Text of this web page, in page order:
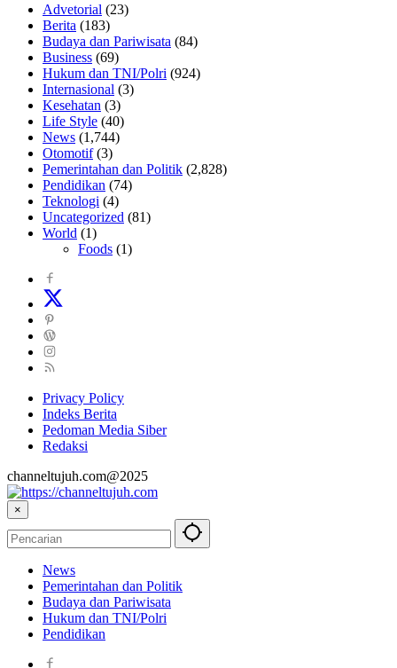
Advetorial (23)
Berita (183)
Budaya dan Pariwisata (84)
Business (69)
Hukum dan TNI/Polri (924)
Internasional (3)
Kesehatan (3)
Life Style (40)
News (1,744)
Otomotif(3)
Pemerintahan dan Politik (2,828)
Pendidikan (74)
Teknologi (4)
Uncategorized (81)
World (1)
Foods (1)
Privacy Policy
Indeks Berita
Pedoman Media Siber
Redaksi
channeltujuh.com@2025
×
News
Pemerintahan dan Politik
Budaya dan Pariwisata
Hukum dan TNI/Polri
Pendidikan